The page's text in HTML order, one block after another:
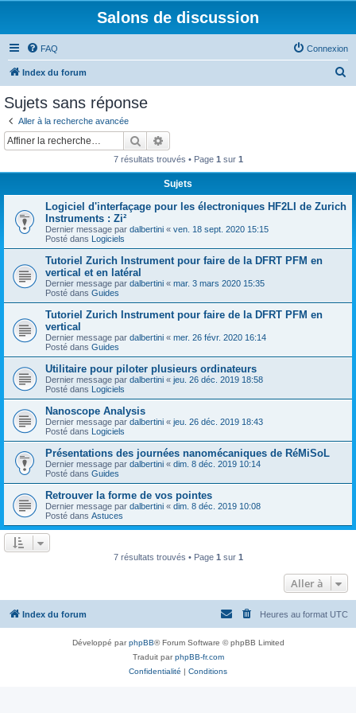
Salons de discussion
FAQ Connexion
Index du forum
Sujets sans réponse
Aller à la recherche avancée
Rechercher
7 résultats trouvés • Page 1 sur 1
Sujets
Logiciel d'interfaçage pour les électroniques HF2LI de Zurich
Instruments : Zi²
Dernier message par dalbertini « ven. 18 sept. 2020 15:15
Posté dans Logiciels
Tutoriel Zurich Instrument pour faire de la DFRT PFM en
vertical et en latéral
Dernier message par dalbertini « mar. 3 mars 2020 15:35
Posté dans Guides
Tutoriel Zurich Instrument pour faire de la DFRT PFM en
vertical
Dernier message par dalbertini « mer. 26 févr. 2020 16:14
Posté dans Guides
Utilitaire pour piloter plusieurs ordinateurs
Dernier message par dalbertini « jeu. 26 déc. 2019 18:58
Posté dans Logiciels
Nanoscope Analysis
Dernier message par dalbertini « jeu. 26 déc. 2019 18:43
Posté dans Logiciels
Présentations des journées nanomécaniques de RéMiSoL
Dernier message par dalbertini « dim. 8 déc. 2019 10:14
Posté dans Guides
Retrouver la forme de vos pointes
Dernier message par dalbertini « dim. 8 déc. 2019 10:08
Posté dans Astuces
7 résultats trouvés • Page 1 sur 1
Aller à
Index du forum Heures au format UTC
Développé parphpBB® Forum Software © phpBB Limited
Traduit parphpBB-fr.com
Confidentialité | Conditions